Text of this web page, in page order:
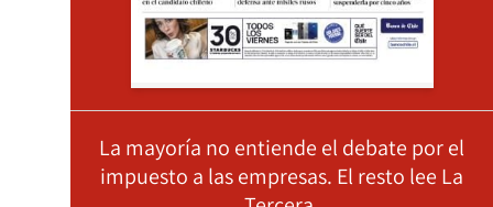
La mayoría no entiende el debate por el
impuesto a las empresas. El resto lee La